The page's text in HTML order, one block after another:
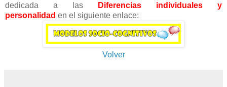
dedicada a las
Diferencias individuales y
personalidad en el siguiente enlace:
Volver